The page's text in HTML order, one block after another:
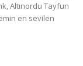
Altınordu Tayfun
en sevilen